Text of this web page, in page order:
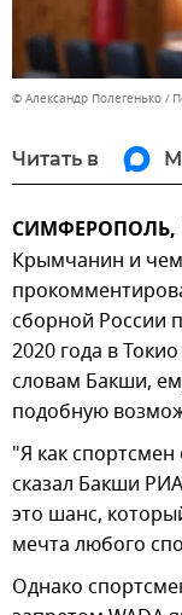
© Александр Полегенько
Читать в
СИМФЕРОПОЛЬ,
Крымчанин и
сборной России
2020 года в
словам Бакши,
подобную
"Я как
сказал Бакши
это шанс,
мечта любого
Однако